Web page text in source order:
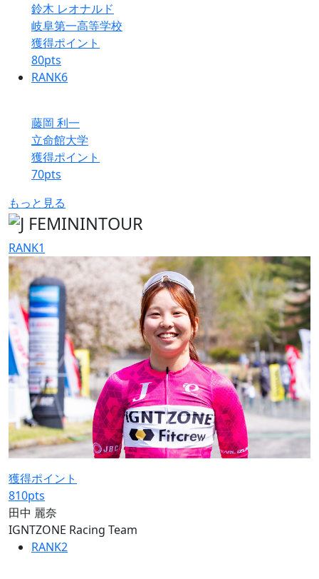
鈴木 レオナルド
岐阜第一高等学校
獲得ポイント
80pts
RANK6
藤岡 利一
立命館大学
獲得ポイント
70pts
もっと見る
RANK1
獲得ポイント
810pts
田中 麗奈
IGNTZONE Racing Team
RANK2